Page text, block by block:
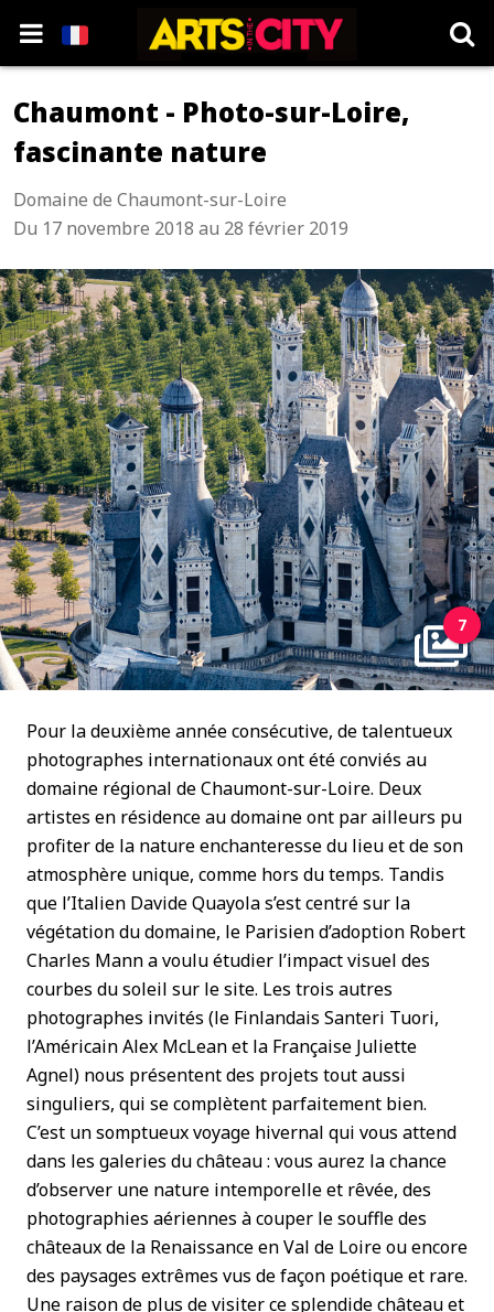
Chaumont - Photo-sur-Loire,
fascinante nature
Domaine de Chaumont-sur-Loire
Du 17 novembre 2018 au 28 février 2019
7
Pour la deuxième année consécutive, de talentueux
photographes internationaux ont été conviés au
domaine régional de Chaumont-sur-Loire. Deux
artistes en résidence au domaine ont par ailleurs pu
profiter de la nature enchanteresse du lieu et de son
atmosphère unique, comme hors du temps. Tandis
que l’Italien Davide Quayola s’est centré sur la
végétation du domaine, le Parisien d’adoption Robert
Charles Mann a voulu étudier l’impact visuel des
courbes du soleil sur le site. Les trois autres
photographes invités (le Finlandais Santeri Tuori,
l’Américain Alex McLean et la Française Juliette
Agnel) nous présentent des projets tout aussi
singuliers, qui se complètent parfaitement bien.
C’est un somptueux voyage hivernal qui vous attend
dans les galeries du château : vous aurez la chance
d’observer une nature intemporelle et rêvée, des
photographies aériennes à couper le souffle des
châteaux de la Renaissance en Val de Loire ou encore
des paysages extrêmes vus de façon poétique et rare.
Une raison de plus de visiter ce splendide château et